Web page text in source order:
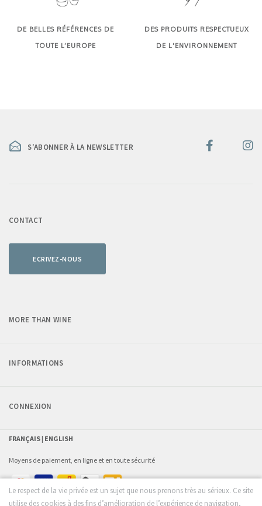
DE BELLES RÉFÉRENCES DE
TOUTE L’EUROPE
DES PRODUITS RESPECTUEUX
DE L'ENVIRONNEMENT
S'ABONNER À LA NEWSLETTER
CONTACT
ECRIVEZ-NOUS
MORE THAN WINE
INFORMATIONS
CONNEXION
FRANÇAIS | ENGLISH
Moyens de paiement, en ligne et en toute sécurité
Le respect de la vie privée est un sujet que nous prenons très au sérieux. Ce site
utilise des cookies à des fins d’amélioration de l’expérience de navigation,